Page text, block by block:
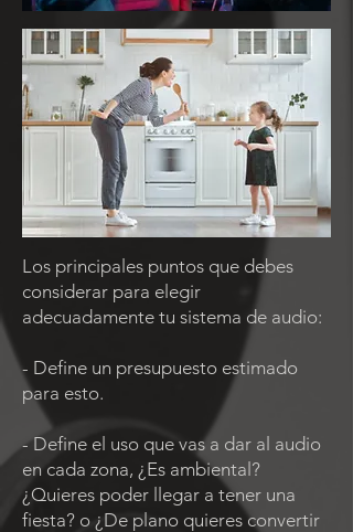
Los principales puntos que debes
considerar para elegir
adecuadamente tu sistema de audio:
- Define un presupuesto estimado
para esto.
- Define el uso que vas a dar al audio
en cada zona, ¿Es ambiental?
¿Quieres poder llegar a tener una
fiesta? o ¿De plano quieres convertir